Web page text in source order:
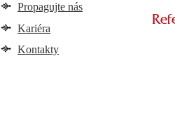
Propagujte nás
Kariéra
Kontakty